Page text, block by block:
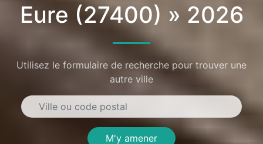
Eure (27400) » 2026
Utilisez le formulaire de recherche pour trouver une
autre ville
M'y amener